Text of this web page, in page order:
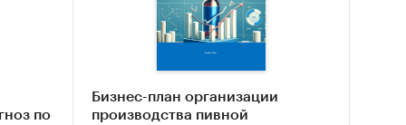
по
Бизнес-план организации
производства пивной